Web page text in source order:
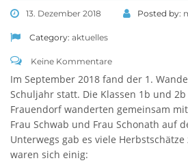
13. Dezember 2018 Posted by:
Category: aktuelles
Keine Kommentare
Im September 2018 fand der 1.
Schuljahr statt. Die Klassen 1b und
Frauendorf wanderten gemeinsam
Frau Schwab und Frau Schonath auf
Unterwegs gab es viele
waren sich einig:
SCHULHAUS UNNERSDORF
Weinbergstr. 18,
96231 Bad Staffelstein - Unnersdorf
Tel 09573 - 340 104
Fax 09573 - 340 103